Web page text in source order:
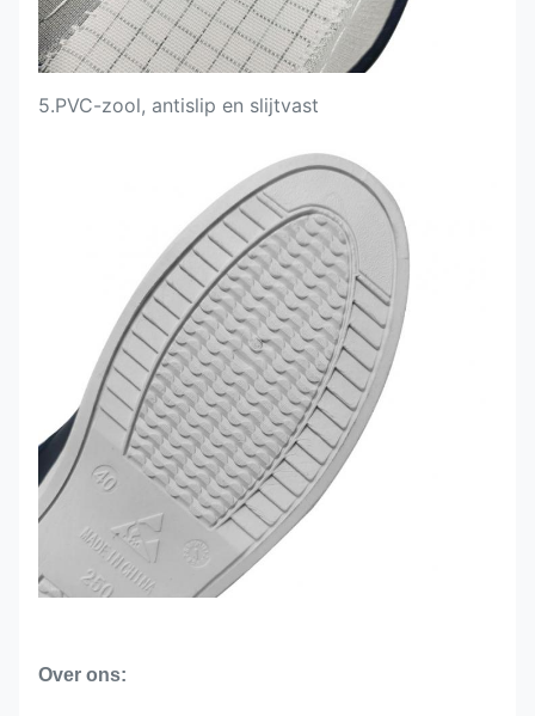
5.PVC-zool, antislip en slijtvast
Over ons: